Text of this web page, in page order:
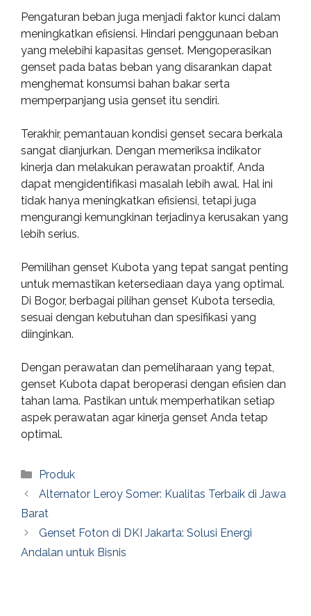
Pengaturan beban juga menjadi faktor kunci dalam
meningkatkan efisiensi. Hindari penggunaan beban
yang melebihi kapasitas genset. Mengoperasikan
genset pada batas beban yang disarankan dapat
menghemat konsumsi bahan bakar serta
memperpanjang usia genset itu sendiri.
Terakhir, pemantauan kondisi genset secara berkala
sangat dianjurkan. Dengan memeriksa indikator
kinerja dan melakukan perawatan proaktif, Anda
dapat mengidentifikasi masalah lebih awal. Hal ini
tidak hanya meningkatkan efisiensi, tetapi juga
mengurangi kemungkinan terjadinya kerusakan yang
lebih serius.
Pemilihan genset Kubota yang tepat sangat penting
untuk memastikan ketersediaan daya yang optimal.
Di Bogor, berbagai pilihan genset Kubota tersedia,
sesuai dengan kebutuhan dan spesifikasi yang
diinginkan.
Dengan perawatan dan pemeliharaan yang tepat,
genset Kubota dapat beroperasi dengan efisien dan
tahan lama. Pastikan untuk memperhatikan setiap
aspek perawatan agar kinerja genset Anda tetap
optimal.
Categories
Produk
Alternator Leroy Somer: Kualitas Terbaik di Jawa
Barat
Genset Foton di DKI Jakarta: Solusi Energi
Andalan untuk Bisnis